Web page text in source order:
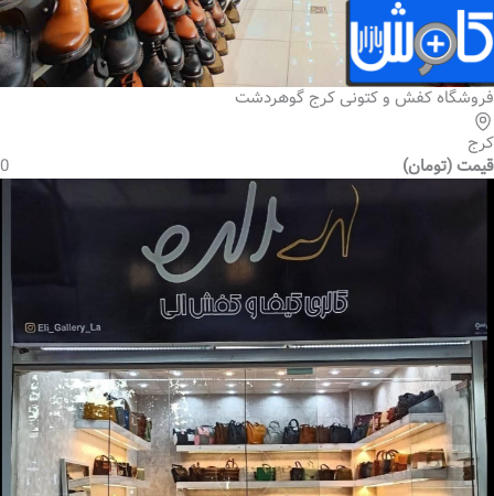
فروشگاه کفش و کتونی کرج گوهردشت
کرج
قیمت (تومان)
0